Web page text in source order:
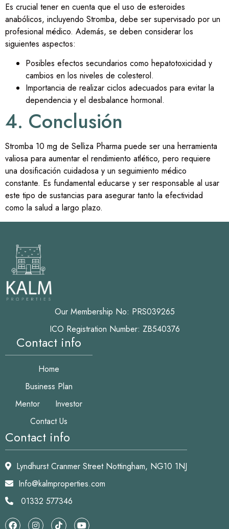
Es crucial tener en cuenta que el uso de esteroides
anabólicos, incluyendo Stromba, debe ser supervisado por un
profesional médico. Además, se deben considerar los
siguientes aspectos:
Posibles efectos secundarios como hepatotoxicidad y
cambios en los niveles de colesterol.
Importancia de realizar ciclos adecuados para evitar la
dependencia y el desbalance hormonal.
4. Conclusión
Stromba 10 mg de Selliza Pharma puede ser una herramienta
valiosa para aumentar el rendimiento atlético, pero requiere
una dosificación cuidadosa y un seguimiento médico
constante. Es fundamental educarse y ser responsable al usar
este tipo de sustancias para asegurar tanto la efectividad
como la salud a largo plazo.
Our Membership No: PRS039265
ICO Registration Number: ZB540376
Contact info
Home
Business Plan
Mentor
Investor
Contact Us
Contact info
Lyndhurst Cranmer Street Nottingham, NG10 1NJ
Info@kalmproperties.com
01332 577346